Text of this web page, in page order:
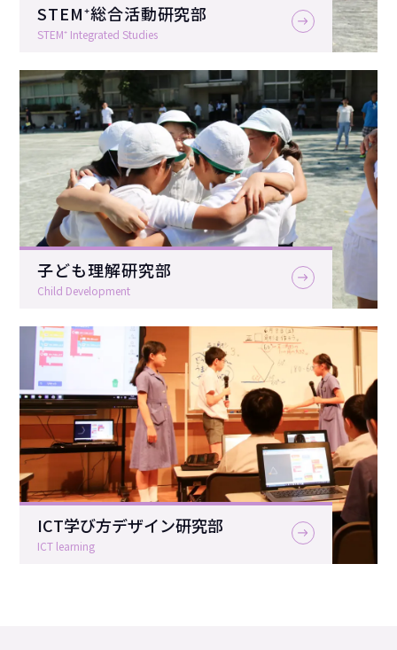
STEM⁺総合活動研究部
STEM⁺ Integrated Studies
子ども理解研究部
Child Development
ICT学び方デザイン研究部
ICT learning